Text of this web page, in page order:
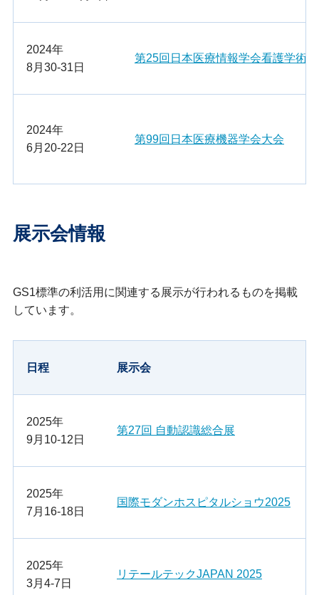
2024年
8月30-31日
第25回日本医療情報学会看護学術
2024年
6月20-22日
第99回日本医療機器学会大会
展示会情報
GS1標準の利活用に関連する展示が行われるものを掲載
しています。
日程 展示会
2025年
9月10-12日
第27回 自動認識総合展
2025年
7月16-18日
国際モダンホスピタルショウ2025
2025年
3月4-7日
リテールテックJAPAN 2025